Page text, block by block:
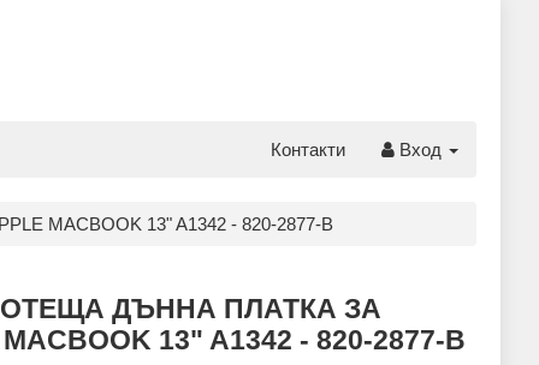
Контакти Вход
MACBOOK 13" A1342 - 820-2877-B
ДЪННА ПЛАТКА ЗА
13" A1342 - 820-2877-B